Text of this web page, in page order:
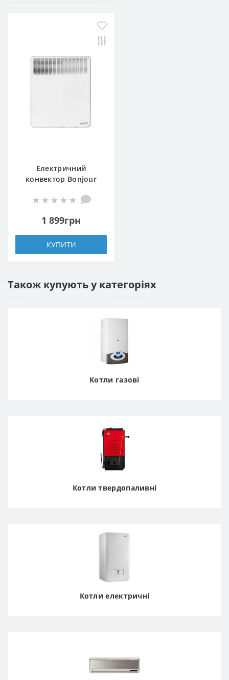
Електричний
конвектор Bonjour
1 899грн
КУПИТИ
Також купують у категоріях
Котли газові
Котли твердопаливні
Котли електричні